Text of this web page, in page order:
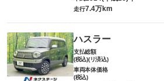
走行7.4万km
ハスラー
支払総額
(税込)(リ済込)
車両本体価格
(税込)